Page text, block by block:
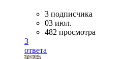
3 подписчика
03 июл.
482 просмотра
3
ответа